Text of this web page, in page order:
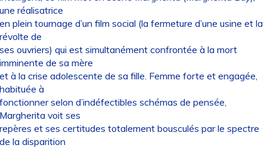
réalisatrice
plein tournage d’un film social (la fermeture d’une usine et la
de
ouvriers) qui est simultanément confrontée à la mort
de sa mère
à la crise adolescente de sa fille. Femme forte et engagée,
à
selon d’indéfectibles schémas de pensée,
voit ses
et ses certitudes totalement bousculés par le spectre
la disparition